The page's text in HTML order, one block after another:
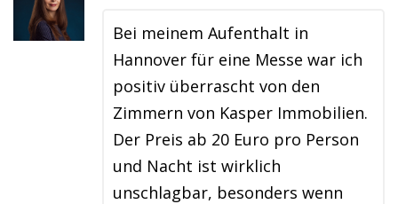
Bei meinem Aufenthalt in
Hannover für eine Messe war ich
positiv überrascht von den
Zimmern von Kasper Immobilien.
Der Preis ab 20 Euro pro Person
und Nacht ist wirklich
unschlagbar, besonders wenn